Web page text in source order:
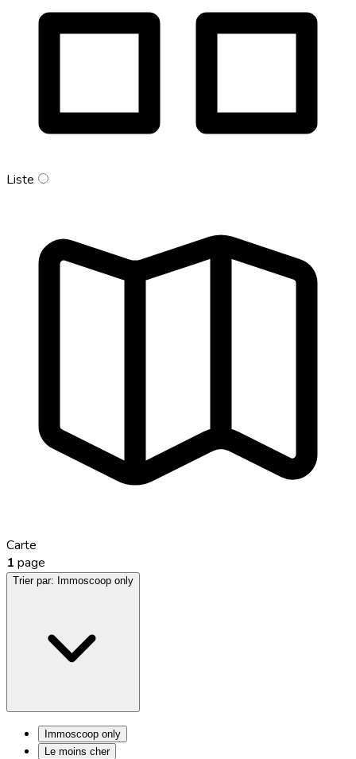
Liste
Carte
1 page
Trier par: Immoscoop only
Immoscoop only
Le moins cher